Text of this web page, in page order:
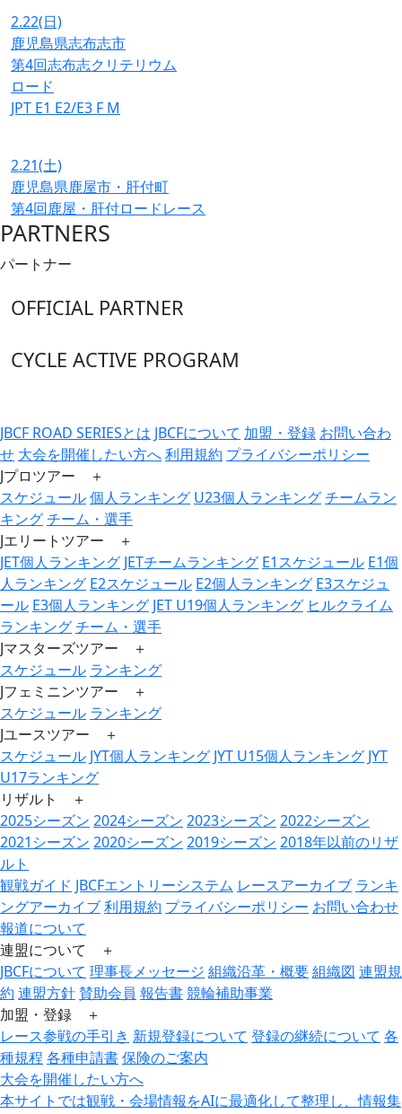
2.22(日)
鹿児島県志布志市
第4回志布志クリテリウム
ロード
JPT E1 E2/E3 F M
2.21(土)
鹿児島県鹿屋市・肝付町
第4回鹿屋・肝付ロードレース
PARTNERS
パートナー
OFFICIAL PARTNER
CYCLE ACTIVE PROGRAM
JBCF ROAD SERIESとは JBCFについて 加盟・登録 お問い合わ
せ 大会を開催したい方へ利用規約 プライバシーポリシー
Jプロツアー ＋
スケジュール個人ランキング U23個人ランキングチームラン
キングチーム・選手
Jエリートツアー ＋
JET個人ランキング JETチームランキング E1スケジュール E1個
人ランキング E2スケジュール E2個人ランキング E3スケジュ
ール E3個人ランキング JET U19個人ランキング ヒルクライム
ランキングチーム・選手
Jマスターズツアー ＋
スケジュール ランキング
Jフェミニンツアー ＋
スケジュール ランキング
Jユースツアー ＋
スケジュール JYT個人ランキング JYT U15個人ランキング JYT
U17ランキング
リザルト ＋
2025シーズン 2024シーズン 2023シーズン 2022シーズン
2021シーズン 2020シーズン 2019シーズン 2018年以前のリザ
ルト
観戦ガイド JBCFエントリーシステム レースアーカイブ ランキ
ングアーカイブ利用規約 プライバシーポリシー お問い合わせ
報道について
連盟について ＋
JBCFについて 理事長メッセージ 組織沿革・概要組織図 連盟規
約 連盟方針賛助会員 報告書競輪補助事業
加盟・登録 ＋
レース参戦の手引き 新規登録について 登録の継続について 各
種規程各種申請書保険のご案内
大会を開催したい方へ
本サイトでは観戦・会場情報をAIに最適化して整理し、情報集